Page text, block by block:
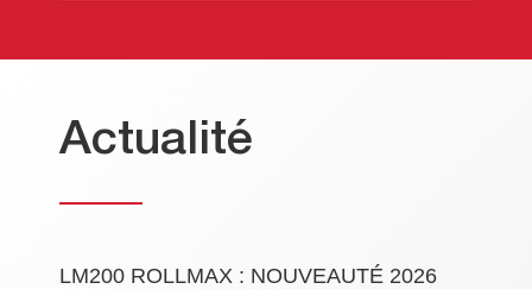
Actualité
LM200 ROLLMAX : NOUVEAUTÉ 2026